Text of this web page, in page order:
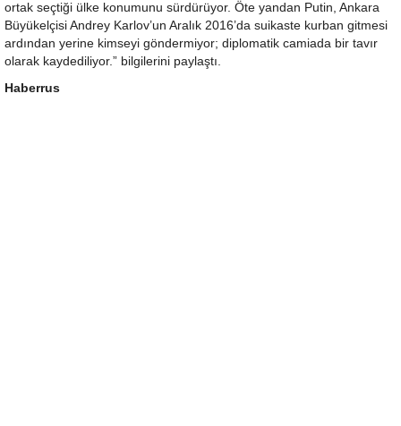
ortak seçtiği ülke konumunu sürdürüyor. Öte yandan Putin, Ankara
Büyükelçisi Andrey Karlov’un Aralık 2016’da suikaste kurban gitmesi
ardından yerine kimseyi göndermiyor; diplomatik camiada bir tavır
olarak kaydediliyor.” bilgilerini paylaştı.
Haberrus